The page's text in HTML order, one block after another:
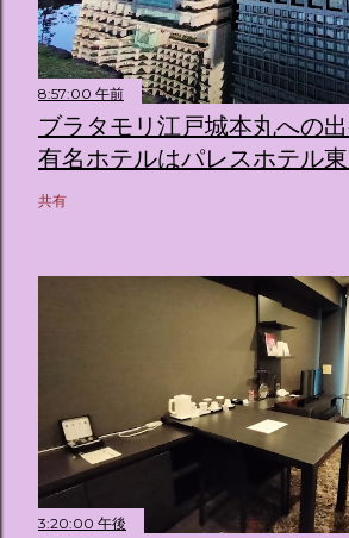
8:57:00 午前
ブラタモリ江戸城本丸への
有名ホテルはパレスホテル
共有
3:20:00 午後